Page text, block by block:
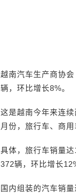
越南汽车生产商协
辆，环比增长8%。
这是越南今年来连
月份，旅行车、商
具体，旅行车销量
372辆，环比增长
国内组装的汽车销